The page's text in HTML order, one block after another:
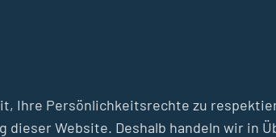
Ihre Persönlichkeitsrechte zu
dieser Website. Deshalb handeln wir